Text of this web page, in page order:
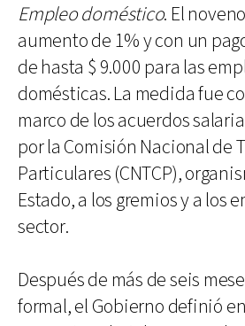
Empleo doméstico. El
aumento de 1% y con un
de hasta $ 9.000 para las
domésticas. La medida fue
marco de los acuerdos
por la Comisión Nacional de
Particulares (CNTCP),
Estado, a los gremios y a los
sector.
Después de más de seis
formal, el Gobierno definió